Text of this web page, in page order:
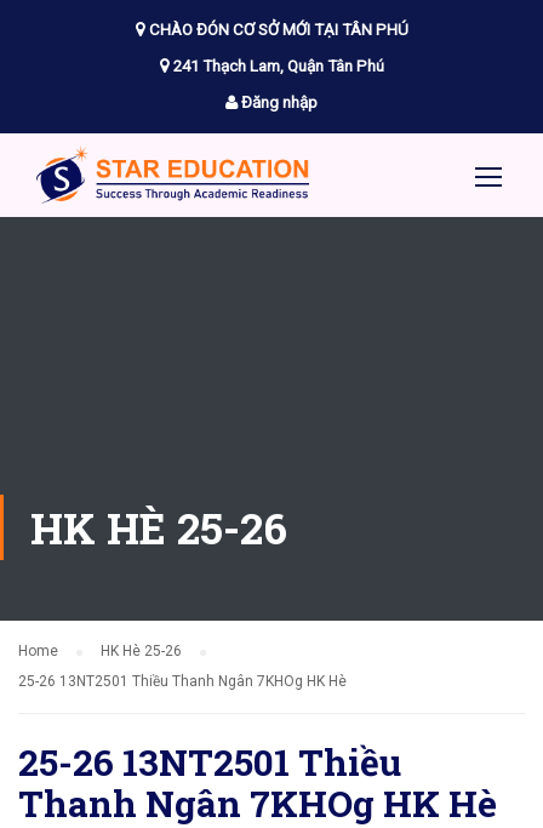
CHÀO ĐÓN CƠ SỞ MỚI TẠI TÂN PHÚ
241 Thạch Lam, Quận Tân Phú
Đăng nhập
HK HÈ 25-26
Home
HK Hè 25-26
25-26 13NT2501 Thiều Thanh Ngân 7KHOg HK Hè
25-26 13NT2501 Thiều
Thanh Ngân 7KHOg HK Hè